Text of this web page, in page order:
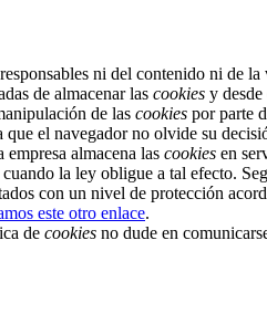
ni del contenido ni de
de almacenar las cookies y
de las cookies por parte
que el navegador no olvide su
almacena las cookies en
la ley obligue a tal efecto.
con un nivel de protección
este otro enlace.
de cookies no dude en